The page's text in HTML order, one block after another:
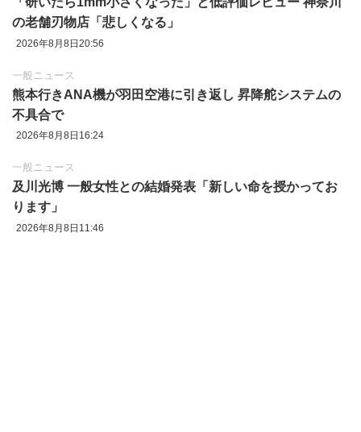
の老舗刃物店「悲しくなる」
2026年8月8日20:56
一般ニュース
熊本行きANA機が羽田空港に引き返し 昇降舵システムの
不具合で
2026年8月8日16:24
一般ニュース
及川光博 一般女性との結婚発表「新しい命を授かってお
ります」
2026年8月8日11:46